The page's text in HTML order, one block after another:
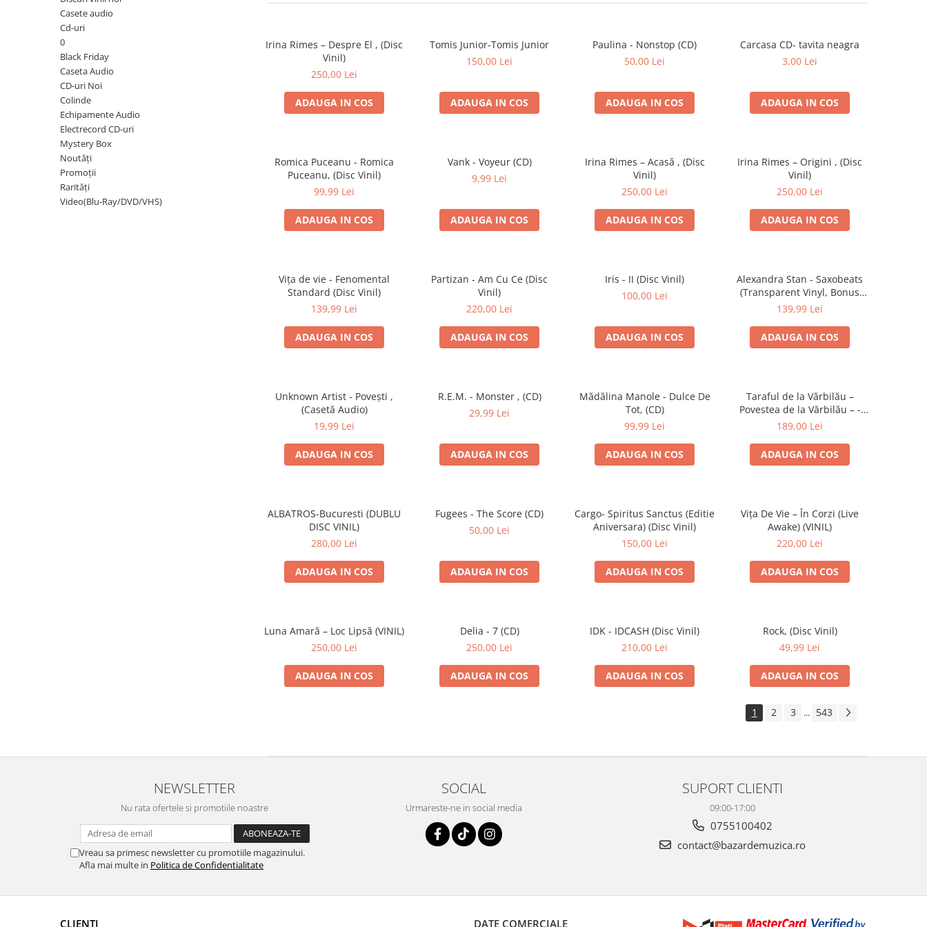
Viniluri Românești
Colecția Electrecord
Casete audio
Cd-uri
0
Black Friday
Caseta Audio
CD-uri Noi
Colinde
Echipamente Audio
Electrecord CD-uri
Mystery Box
Noutăți
Promoții
Rarități
Video(Blu-Ray/DVD/VHS)
Irina Rimes – Despre El , (Disc
Vinil)
250,00 Lei
ADAUGA IN COS
Tomis Junior-Tomis Junior
150,00 Lei
ADAUGA IN COS
Paulina - Nonstop (CD)
50,00 Lei
ADAUGA IN COS
Carcasa CD- tavita neagra
3,00 Lei
ADAUGA IN COS
Romica Puceanu - Romica
Puceanu, (Disc Vinil)
99,99 Lei
ADAUGA IN COS
Vank - Voyeur (CD)
9,99 Lei
ADAUGA IN COS
Irina Rimes – Acasă , (Disc
Vinil)
250,00 Lei
ADAUGA IN COS
Irina Rimes – Origini , (Disc
Vinil)
250,00 Lei
ADAUGA IN COS
Vița de vie - Fenomental
Standard (Disc Vinil)
139,99 Lei
ADAUGA IN COS
Partizan - Am Cu Ce (Disc
Vinil)
220,00 Lei
ADAUGA IN COS
Iris - II (Disc Vinil)
100,00 Lei
ADAUGA IN COS
Alexandra Stan - Saxobeats
(Transparent Vinyl, Bonus
Tracks) ) (Disc Vinil)
139,99 Lei
ADAUGA IN COS
Unknown Artist - Povești ,
(Casetă Audio)
19,99 Lei
ADAUGA IN COS
R.E.M. - Monster , (CD)
29,99 Lei
ADAUGA IN COS
Mădălina Manole - Dulce De
Tot, (CD)
99,99 Lei
ADAUGA IN COS
Taraful de la Vărbilău –
Povestea de la Vărbilău – -
Electrecord, (Disc Vinil)
189,00 Lei
ADAUGA IN COS
ALBATROS-Bucuresti (DUBLU
DISC VINIL)
280,00 Lei
ADAUGA IN COS
Fugees - The Score (CD)
50,00 Lei
ADAUGA IN COS
Cargo- Spiritus Sanctus (Editie
Aniversara) (Disc Vinil)
150,00 Lei
ADAUGA IN COS
Vița De Vie – În Corzi (Live
Awake) (VINIL)
220,00 Lei
ADAUGA IN COS
Luna Amară – Loc Lipsă (VINIL)
250,00 Lei
ADAUGA IN COS
Delia - 7 (CD)
250,00 Lei
ADAUGA IN COS
IDK - IDCASH (Disc Vinil)
210,00 Lei
ADAUGA IN COS
Rock, (Disc Vinil)
49,99 Lei
ADAUGA IN COS
1 2 3 ... 543
NEWSLETTER
Nu rata ofertele si promotiile noastre
Vreau sa primesc newsletter cu promotiile magazinului.
Afla mai multe in Politica de Confidentialitate
SOCIAL
Urmareste-ne in social media
SUPORT CLIENTI
09:00-17:00
0755100402
contact@bazardemuzica.ro
CLIENTI DATE COMERCIALE